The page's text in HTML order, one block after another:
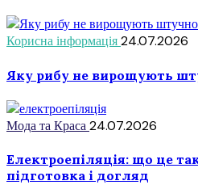
Корисна інформація24.07.2026
Яку рибу не вирощують
Мода та Краса24.07.2026
Електроепіляція: що це
підготовка і догляд